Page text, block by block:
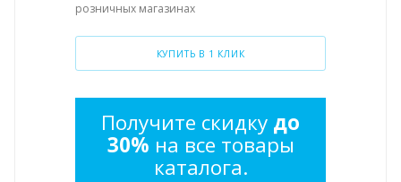
розничных магазинах
КУПИТЬ В 1 КЛИК
Получите скидку до
30% на все товары
каталога.